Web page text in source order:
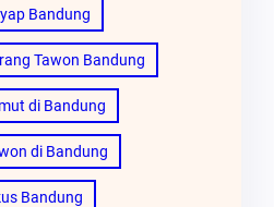
Bandung
Tawon Bandung
di Bandung
di Bandung
Bandung